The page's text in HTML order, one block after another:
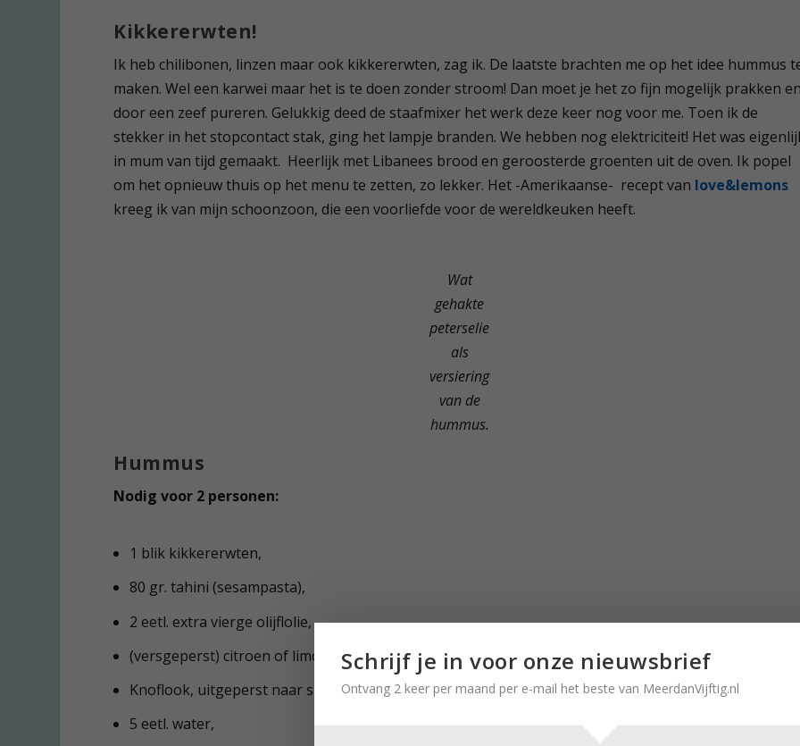
Kikkererwten!
Ik heb chilibonen, linzen maar ook kikkererwten, zag ik. De laatste brachten me op het idee hummus
maken. Wel een karwei maar het is te doen zonder stroom! Dan moet je het zo fijn mogelijk prakken
door een zeef pureren. Gelukkig deed de staafmixer het werk deze keer nog voor me. Toen ik de
stekker in het stopcontact stak, ging het lampje branden. We hebben nog elektriciteit! Het was
in mum van tijd gemaakt. Heerlijk met Libanees brood en geroosterde groenten uit de oven. Ik popel
om het opnieuw thuis op het menu te zetten, zo lekker. Het -Amerikaanse- recept van love&lemons
kreeg ik van mijn schoonzoon, die een voorliefde voor de wereldkeuken heeft.
Wat
gehakte
peterselie
als
versiering
van de
hummus.
Hummus
Nodig voor 2 personen:
1 blik kikkererwten,
80 gr. tahini (sesampasta),
2 eetl. extra vierge olijflolie,
(versgeperst) citroen of limoensap,
Knoflook, uitgeperst naar smaak,
5 eetl. water,
Schrijf je in voor onze nieuwsbrief
Ontvang 2 keer per maand per e-mail het beste van MeerdanVijftig.nl